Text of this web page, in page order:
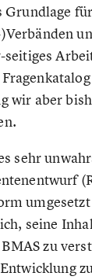
Grundlage
seitiges
wir aber
sehr
seine
zu